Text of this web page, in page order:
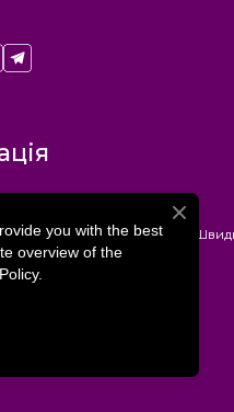
you with the best
overview of the